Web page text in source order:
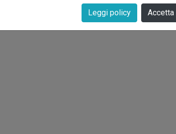
Leggi policy Accetta